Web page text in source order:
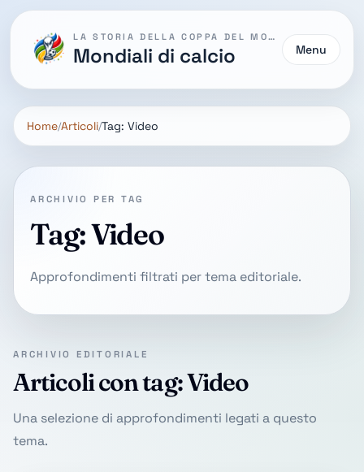
LA STORIA DELLA COPPA DEL MONDO
Mondiali di calcio Menu
Home Articoli Tag: Video
ARCHIVIO PER TAG
Tag: Video
Approfondimenti filtrati per tema editoriale.
ARCHIVIO EDITORIALE
Articoli con tag: Video
Una selezione di approfondimenti legati a questo
tema.